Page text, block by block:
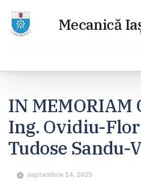
conținut
IN MEMORIAM
Ing. Ovidiu-
Tudose Sandu-
septembrie 14, 2025